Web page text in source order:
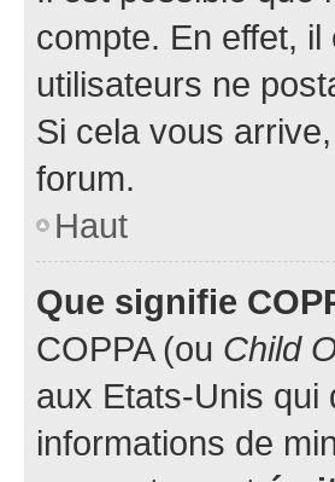
compte. En effet,
utilisateurs ne
Si cela vous
forum.
Haut
Que signifie
COPPA (ou Child
aux Etats-Unis qui
informations de